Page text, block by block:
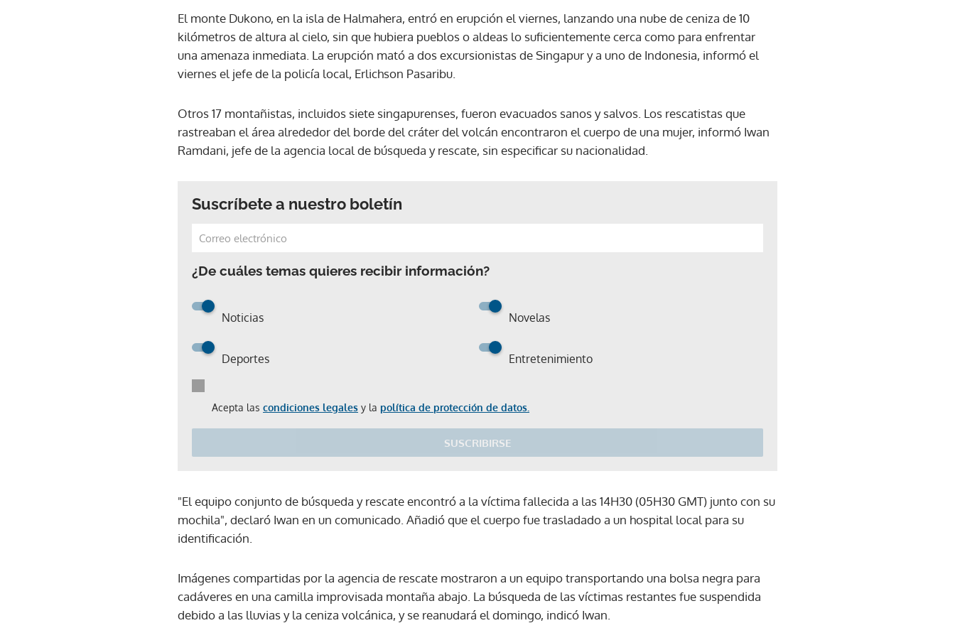
El monte Dukono, en la isla de Halmahera, entró en erupción el viernes, lanzando una nube de ceniza de 10
kilómetros de altura al cielo, sin que hubiera pueblos o aldeas lo suficientemente cerca como para enfrentar
una amenaza inmediata. La erupción mató a dos excursionistas de Singapur y a uno de Indonesia, informó el
viernes el jefe de la policía local, Erlichson Pasaribu.
Otros 17 montañistas, incluidos siete singapurenses, fueron evacuados sanos y salvos. Los rescatistas que
rastreaban el área alrededor del borde del cráter del volcán encontraron el cuerpo de una mujer, informó Iwan
Ramdani, jefe de la agencia local de búsqueda y rescate, sin especificar su nacionalidad.
Suscríbete a nuestro boletín
¿De cuáles temas quieres recibir información?
Noticias Novelas
Deportes Entretenimiento
Acepta las condiciones legales y la política de protección de datos.
SUSCRIBIRSE
Gracias por suscribirte a nuestro boletín.
"El equipo conjunto de búsqueda y rescate encontró a la víctima fallecida a las 14H30 (05H30 GMT) junto con su
mochila", declaró Iwan en un comunicado. Añadió que el cuerpo fue trasladado a un hospital local para su
identificación.
Imágenes compartidas por la agencia de rescate mostraron a un equipo transportando una bolsa negra para
cadáveres en una camilla improvisada montaña abajo. La búsqueda de las víctimas restantes fue suspendida
debido a las lluvias y la ceniza volcánica, y se reanudará el domingo, indicó Iwan.